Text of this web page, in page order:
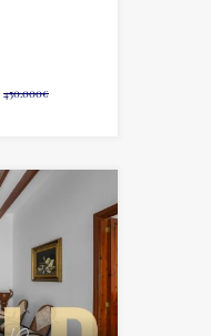
450.000€